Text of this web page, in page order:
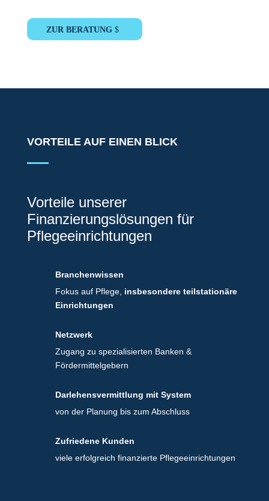
ZUR BERATUNG
VORTEILE AUF EINEN BLICK
Vorteile unserer
Finanzierungslösungen für
Pflegeeinrichtungen
Branchenwissen
Fokus auf Pflege, insbesondere teilstationäre
Einrichtungen
Netzwerk
Zugang zu spezialisierten Banken &
Fördermittelgebern
Darlehensvermittlung mit System
von der Planung bis zum Abschluss
Zufriedene Kunden
viele erfolgreich finanzierte Pflegeeinrichtungen